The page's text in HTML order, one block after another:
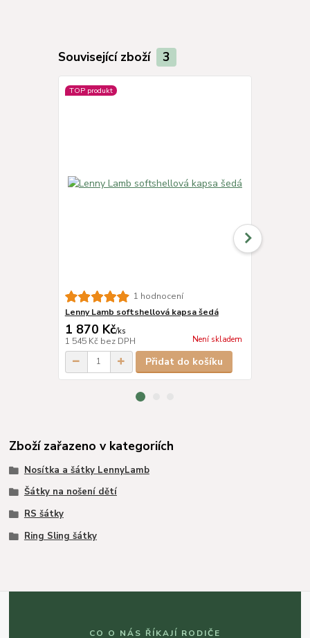
Související zboží 3
TOP produkt
1 hodnocení
Lenny Lamb softshellová kapsa šedá
1 870 Kč/ks
1 545 Kč bez DPH Není skladem
Přidat do košíku
Zboží zařazeno v kategoriích
Nosítka a šátky LennyLamb
Šátky na nošení dětí
RS šátky
Ring Sling šátky
CO O NÁS ŘÍKAJÍ RODIČE